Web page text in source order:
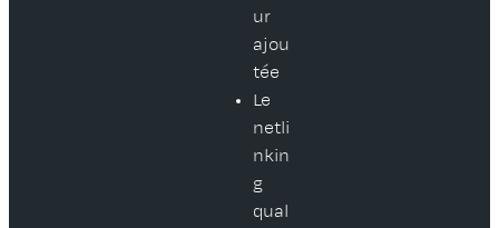
ur
ajou
tée
Le
netli
nkin
g
qual